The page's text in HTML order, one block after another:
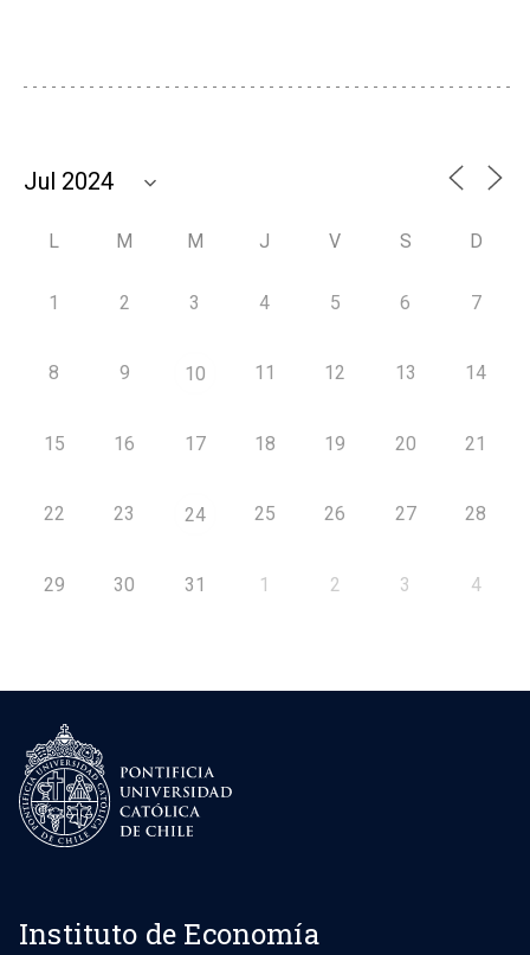
L M M J V S D
1 2 3 4 5 6 7
8 9 10 11 12 13 14
15 16 17 18 19 20 21
22 23 24 25 26 27 28
29 30 31 1 2 3 4
Instituto de Economía